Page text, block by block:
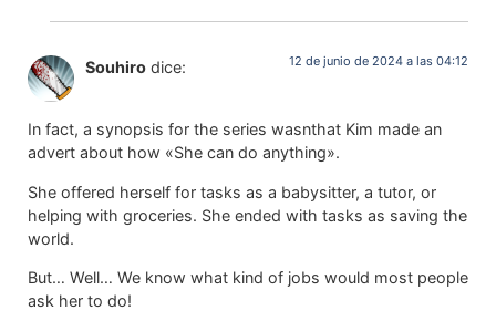
Souhiro dice: 12 de junio de 2024 a las 04:12
In fact, a synopsis for the series wasnthat Kim made an
advert about how «She can do anything».
She offered herself for tasks as a babysitter, a tutor, or
helping with groceries. She ended with tasks as saving the
world.
But… Well… We know what kind of jobs would most people
ask her to do!